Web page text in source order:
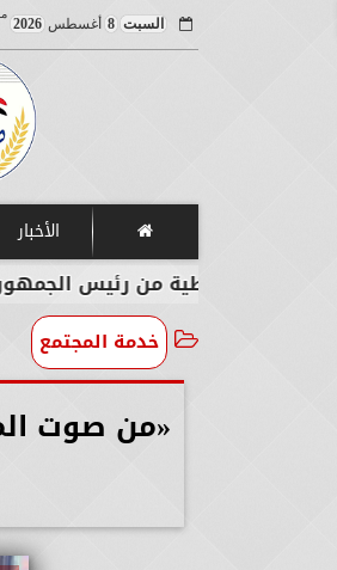
السبت 8 أغسطس2026
مـ
الأخبار
من رئيس الجمهورية إلى
خدمة المجتمع
«من صوت